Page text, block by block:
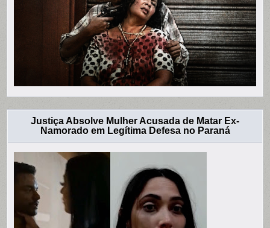
Justiça Absolve Mulher Acusada de Matar Ex-
Namorado em Legítima Defesa no Paraná